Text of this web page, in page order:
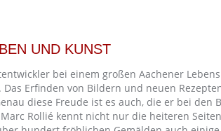
UND KUNST
bei einem großen Aachener
Das Erfinden von Bildern und neuen
diese Freude ist es auch, die er bei
Rollié kennt nicht nur die heiteren